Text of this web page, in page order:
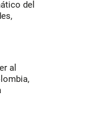
del
al